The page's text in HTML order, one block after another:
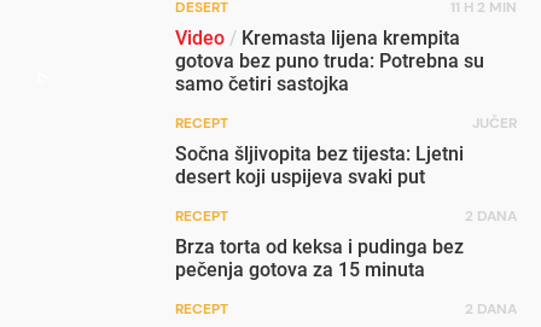
DESERT 11 H 2 MIN
Video / Kremasta lijena krempita
gotova bez puno truda: Potrebna su
samo četiri sastojka
RECEPT JUČER
Sočna šljivopita bez tijesta: Ljetni
desert koji uspijeva svaki put
RECEPT 2 DANA
Brza torta od keksa i pudinga bez
pečenja gotova za 15 minuta
RECEPT 2 DANA